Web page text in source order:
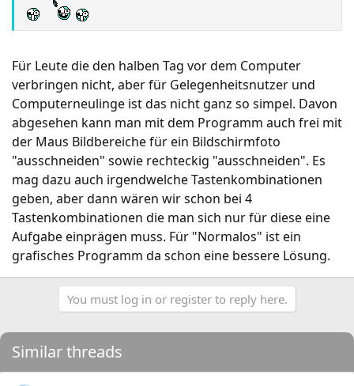
Für Leute die den halben Tag vor dem Computer
verbringen nicht, aber für Gelegenheitsnutzer und
Computerneulinge ist das nicht ganz so simpel. Davon
abgesehen kann man mit dem Programm auch frei mit
der Maus Bildbereiche für ein Bildschirmfoto
"ausschneiden" sowie rechteckig "ausschneiden". Es
mag dazu auch irgendwelche Tastenkombinationen
geben, aber dann wären wir schon bei 4
Tastenkombinationen die man sich nur für diese eine
Aufgabe einprägen muss. Für "Normalos" ist ein
grafisches Programm da schon eine bessere Lösung.
You must log in or register to reply here.
Similar threads